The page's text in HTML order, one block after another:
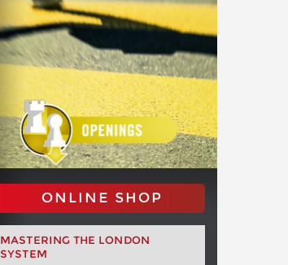
ONLINE SHOP
MASTERING THE LONDON
SYSTEM